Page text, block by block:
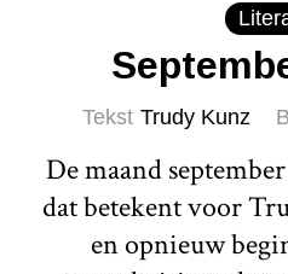
Tekst Trudy Kunz
De maand
dat betekent voor
en opnieuw